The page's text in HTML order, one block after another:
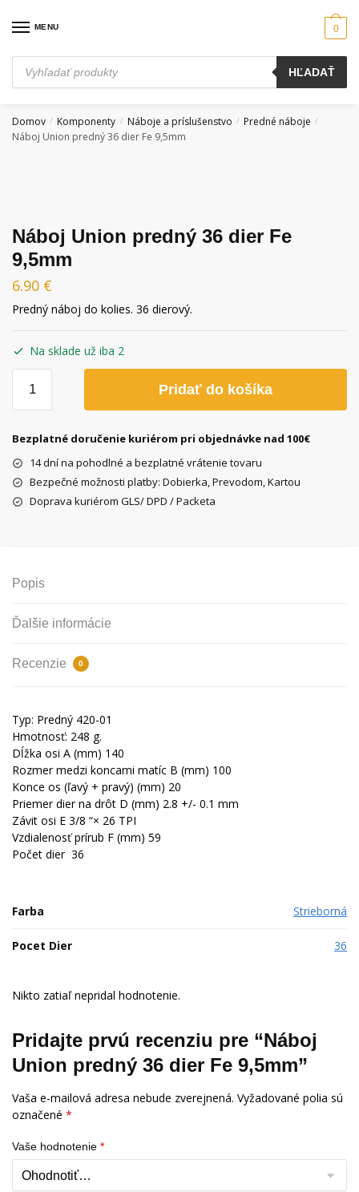
MENU
Products
search
HĽADAŤ
0
Domov / Komponenty / Náboje a príslušenstvo / Predné náboje /
Náboj Union predný 36 dier Fe 9,5mm
Náboj Union predný 36 dier Fe
9,5mm
6.90 €
Predný náboj do kolies. 36 dierový.
Na sklade už iba 2
Náboj
predný
9,5mm
Pridať do košíka
Bezplatné doručenie kuriérom pri objednávke nad 100€
14 dní na pohodlné a bezplatné vrátenie tovaru
Bezpečné možnosti platby: Dobierka, Prevodom, Kartou
Doprava kuriérom GLS/ DPD / Packeta
Popis
Ďalšie informácie
Recenzie 0
Typ: Predný 420-01
Hmotnosť: 248 g.
Dĺžka osi A (mm) 140
Rozmer medzi koncami matíc B (mm) 100
Konce os (ľavý + pravý) (mm) 20
Priemer dier na drôt D (mm) 2.8 +/- 0.1 mm
Závit osi E 3/8 “× 26 TPI
Vzdialenosť prírub F (mm) 59
Počet dier 36
Farba Strieborná
Pocet Dier 36
Nikto zatiaľ nepridal hodnotenie.
Pridajte prvú recenziu pre “Náboj
Union predný 36 dier Fe 9,5mm”
Vaša e-mailová adresa nebude zverejnená. Vyžadované polia sú
označené *
Vaše hodnotenie *